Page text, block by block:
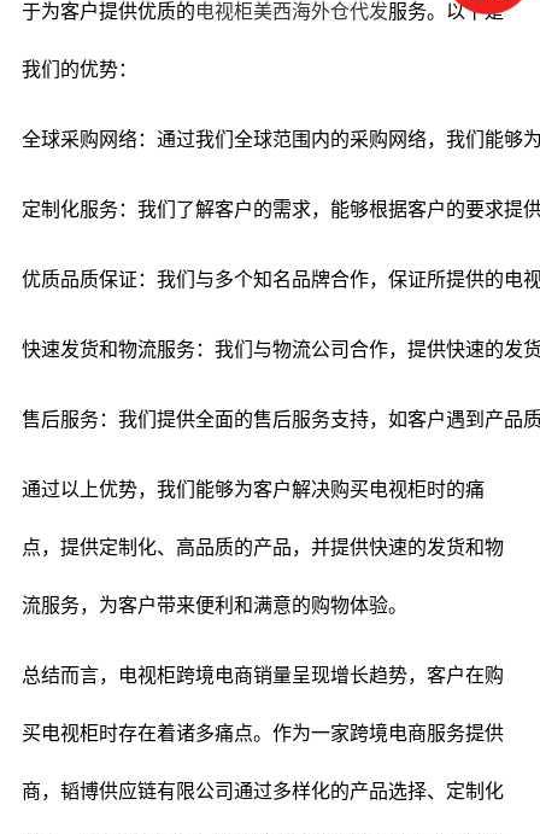
于为客户提供优质的电视柜美西海外仓代发服务。以下是
我们的优势：
全球采购网络：通过我们全球范围内的采购网络，我们能够
定制化服务：我们了解客户的需求，能够根据客户的要求提
优质品质保证：我们与多个知名品牌合作，保证所提供的电
快速发货和物流服务：我们与物流公司合作，提供快速的发
售后服务：我们提供全面的售后服务支持，如客户遇到产品
通过以上优势，我们能够为客户解决购买电视柜时的痛
点，提供定制化、高品质的产品，并提供快速的发货和物
流服务，为客户带来便利和满意的购物体验。
总结而言，电视柜跨境电商销量呈现增长趋势，客户在购
买电视柜时存在着诸多痛点。作为一家跨境电商服务提供
商，韬博供应链有限公司通过多样化的产品选择、定制化